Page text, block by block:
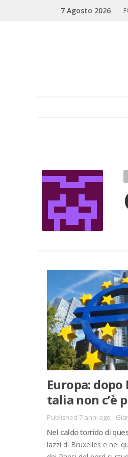
Search
7 Agosto 2026
Eu­ro­pa: dopo
ta­lia non c’è
Published 7 anni ago -
Nel cal­do tor­ri­do di
laz­zi di Bru­xel­les e nei